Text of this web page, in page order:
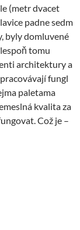
(metr dvacet
padne sedm
byly domluvené
tomu
architektury a
fungl
paletama
kvalita za
Což je –